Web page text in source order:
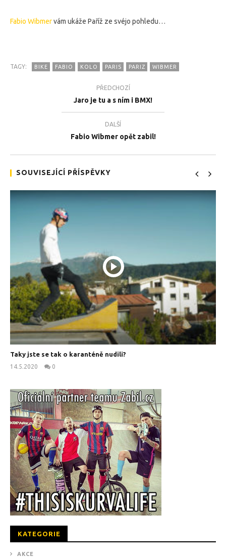
Paříží na kole
Fabio Wibmervám ukáže Paříž ze svéjo pohledu…
TAGY: BIKE FABIO KOLO PARIS PARIZ WIBMER
PŘEDCHOZÍ
Jaro je tu a s ním i BMX!
DALŠÍ
Fabio Wibmer opět zabil!
SOUVISEJÍCÍ PŘÍSPĚVKY
Taky jste se tak o karanténě nudili?
14.5.2020
0
KATEGORIE
AKCE